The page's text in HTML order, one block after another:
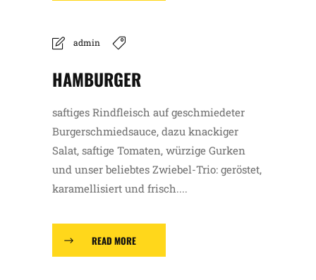
admin
HAMBURGER
saftiges Rindfleisch auf geschmiedeter
Burgerschmiedsauce, dazu knackiger
Salat, saftige Tomaten, würzige Gurken
und unser beliebtes Zwiebel-Trio: geröstet,
karamellisiert und frisch....
READ MORE